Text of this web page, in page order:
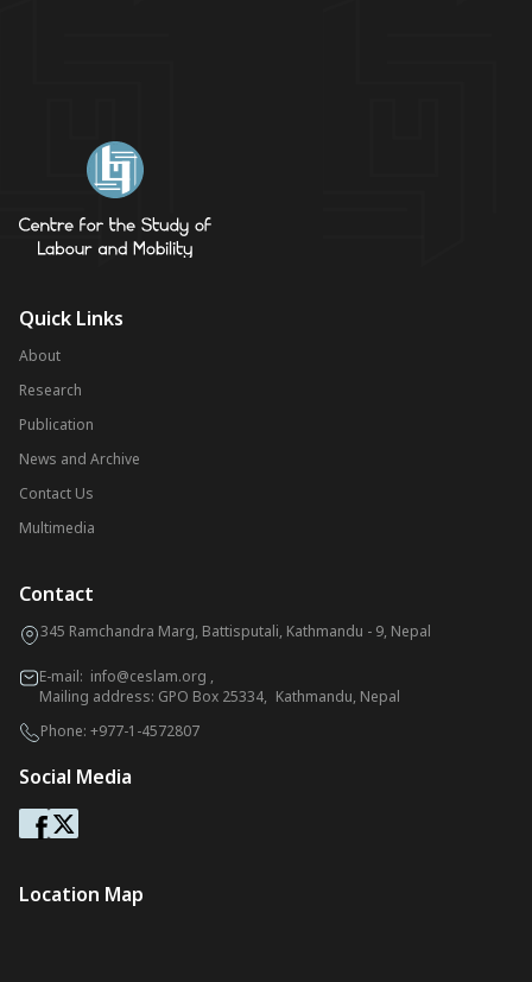
Quick Links
About
Research
Publication
News and Archive
Contact Us
Multimedia
Contact
345 Ramchandra Marg, Battisputali, Kathmandu - 9, Nepal
E-mail: info@ceslam.org ,
Mailing address: GPO Box 25334, Kathmandu, Nepal
Phone: +977-1-4572807
Social Media
Location Map